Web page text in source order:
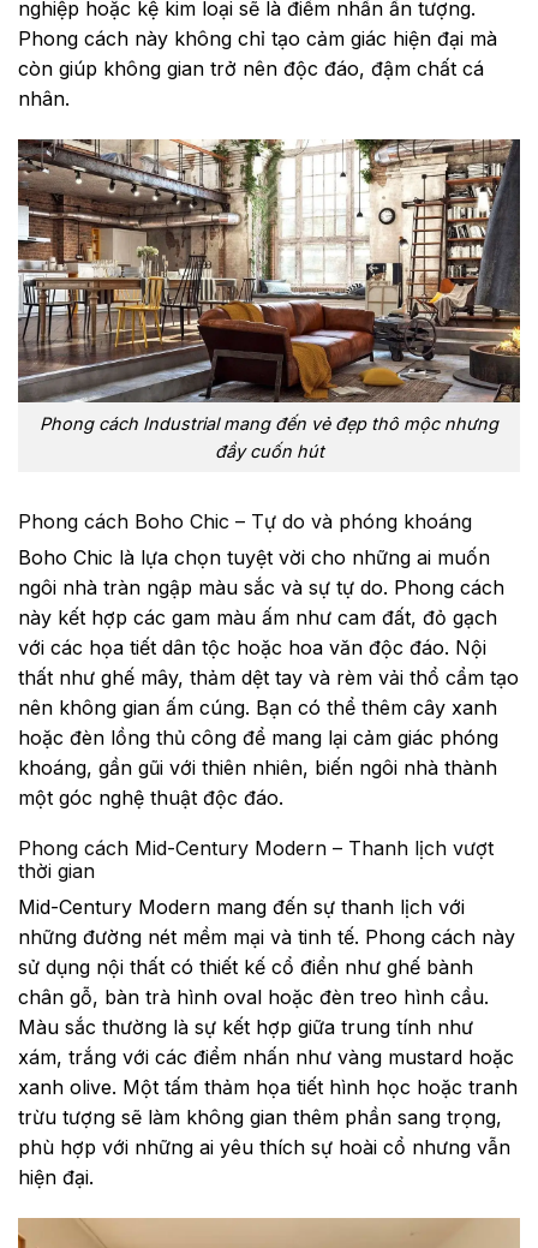
nghiệp hoặc kệ kim loại sẽ là điểm nhấn ấn tượng.
Phong cách này không chỉ tạo cảm giác hiện đại mà
còn giúp không gian trở nên độc đáo, đậm chất cá
nhân.
Phong cách Industrial mang đến vẻ đẹp thô mộc nhưng
đầy cuốn hút
Phong cách Boho Chic – Tự do và phóng khoáng
Boho Chic là lựa chọn tuyệt vời cho những ai muốn
ngôi nhà tràn ngập màu sắc và sự tự do. Phong cách
này kết hợp các gam màu ấm như cam đất, đỏ gạch
với các họa tiết dân tộc hoặc hoa văn độc đáo. Nội
thất như ghế mây, thảm dệt tay và rèm vải thổ cẩm tạo
nên không gian ấm cúng. Bạn có thể thêm cây xanh
hoặc đèn lồng thủ công để mang lại cảm giác phóng
khoáng, gần gũi với thiên nhiên, biến ngôi nhà thành
một góc nghệ thuật độc đáo.
Phong cách Mid-Century Modern – Thanh lịch vượt
thời gian
Mid-Century Modern mang đến sự thanh lịch với
những đường nét mềm mại và tinh tế. Phong cách này
sử dụng nội thất có thiết kế cổ điển như ghế bành
chân gỗ, bàn trà hình oval hoặc đèn treo hình cầu.
Màu sắc thường là sự kết hợp giữa trung tính như
xám, trắng với các điểm nhấn như vàng mustard hoặc
xanh olive. Một tấm thảm họa tiết hình học hoặc tranh
trừu tượng sẽ làm không gian thêm phần sang trọng,
phù hợp với những ai yêu thích sự hoài cổ nhưng vẫn
hiện đại.